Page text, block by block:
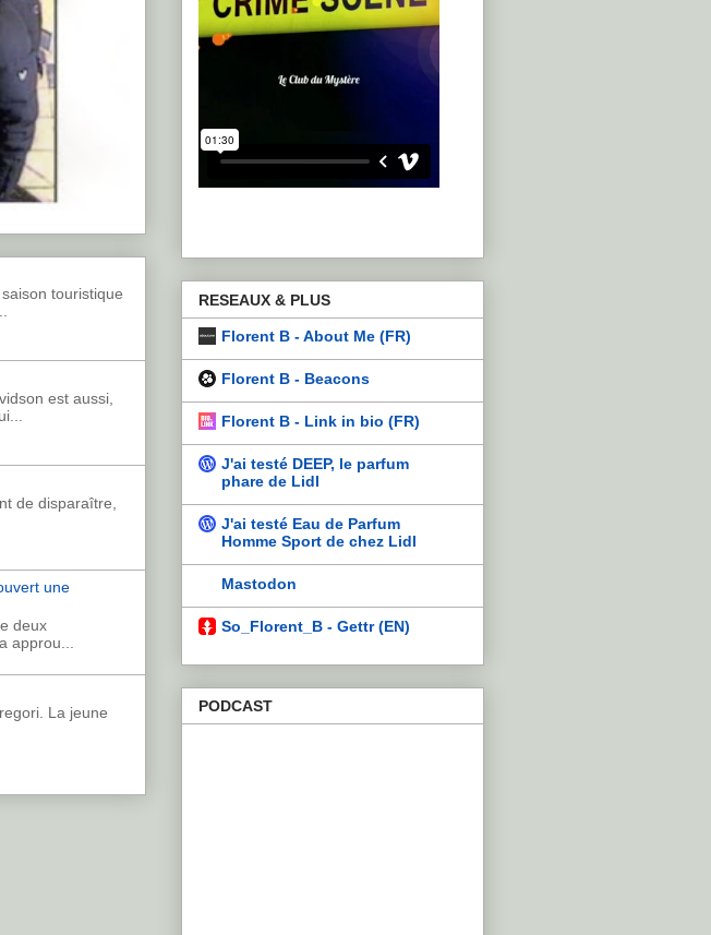
touristique
est aussi,
de disparaître,
une
deux
approu...
La jeune
RESEAUX & PLUS
Florent B - About Me (FR)
Florent B - Beacons
Florent B - Link in bio (FR)
J'ai testé DEEP, le parfum
phare de Lidl
J'ai testé Eau de Parfum
Homme Sport de chez Lidl
Mastodon
So_Florent_B - Gettr (EN)
PODCAST